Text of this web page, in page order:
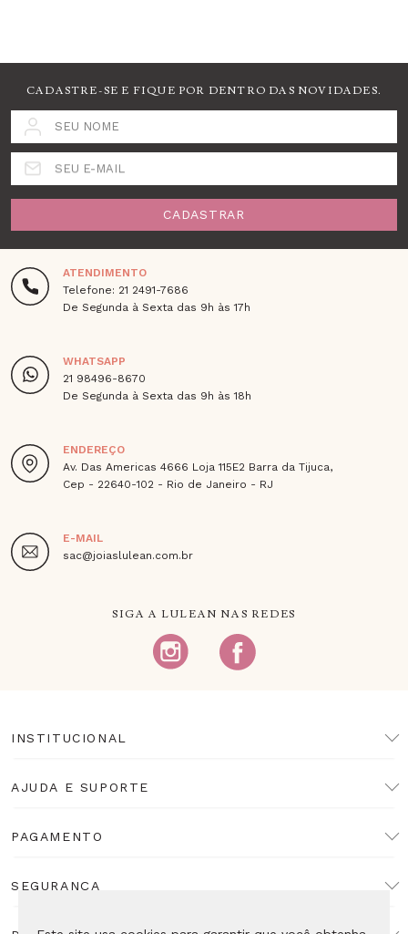
CADASTRE-SE E FIQUE POR DENTRO DAS NOVIDADES.
SEU NOME
SEU E-MAIL
CADASTRAR
ATENDIMENTO
Telefone: 21 2491-7686
De Segunda à Sexta das 9h às 17h
WHATSAPP
21 98496-8670
De Segunda à Sexta das 9h às 18h
ENDEREÇO
Av. Das Americas 4666 Loja 115E2 Barra da Tijuca,
Cep - 22640-102 - Rio de Janeiro - RJ
E-MAIL
sac@joiaslulean.com.br
SIGA A LULEAN NAS REDES
INSTITUCIONAL
AJUDA E SUPORTE
PAGAMENTO
SEGURANÇA